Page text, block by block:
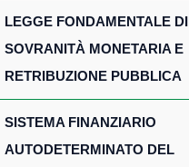
LEGGE FONDAMENTALE DI
SOVRANITÀ MONETARIA E
RETRIBUZIONE PUBBLICA
SISTEMA FINANZIARIO
AUTODETERMINATO DEL